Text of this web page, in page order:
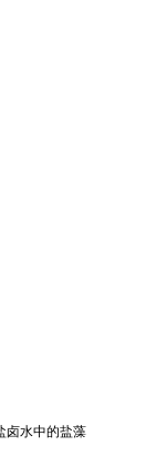
卤水中的盐藻